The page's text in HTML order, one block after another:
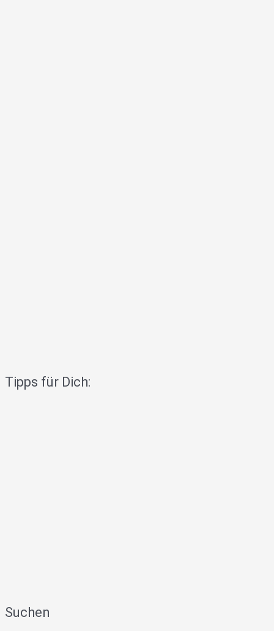
Tipps für Dich:
Suchen